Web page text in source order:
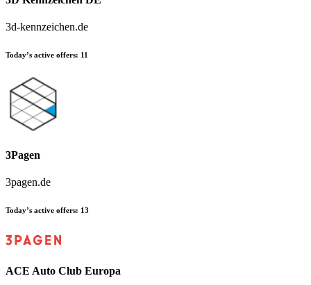
3d-kennzeichen.de
Today’s active offers: 11
3Pagen
3pagen.de
Today’s active offers: 13
ACE Auto Club Europa